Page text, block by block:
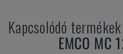
Kapcsolódó
EMCO MC